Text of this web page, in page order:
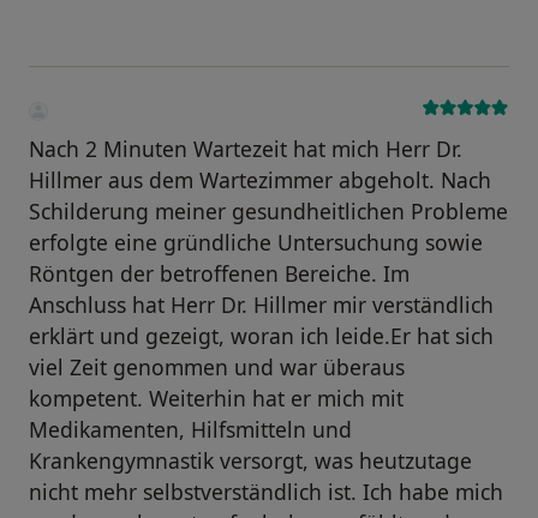
Nach 2 Minuten Wartezeit hat mich Herr Dr.
Hillmer aus dem Wartezimmer abgeholt. Nach
Schilderung meiner gesundheitlichen Probleme
erfolgte eine gründliche Untersuchung sowie
Röntgen der betroffenen Bereiche. Im
Anschluss hat Herr Dr. Hillmer mir verständlich
erklärt und gezeigt, woran ich leide.Er hat sich
viel Zeit genommen und war überaus
kompetent. Weiterhin hat er mich mit
Medikamenten, Hilfsmitteln und
Krankengymnastik versorgt, was heutzutage
nicht mehr selbstverständlich ist. Ich habe mich